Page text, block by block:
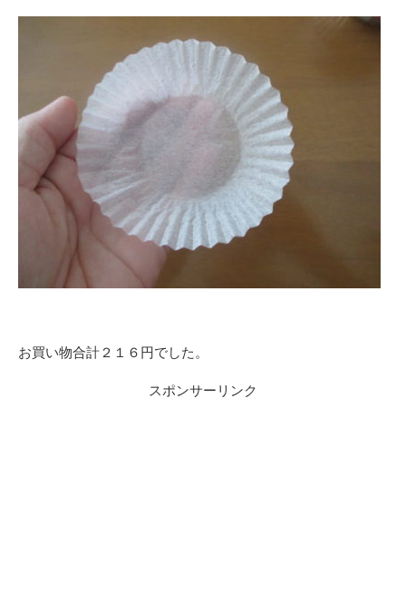
お買い物合計２１６円でした。
スポンサーリンク